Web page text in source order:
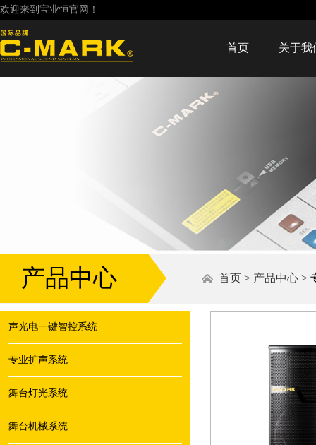
欢迎来到宝业恒官网！
首页 关于我
产品中心 首页 > 产品中心 >
声光电一键智控系统
专业扩声系统
舞台灯光系统
舞台机械系统